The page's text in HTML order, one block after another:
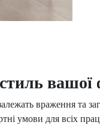
вашої
враження та
умови для всіх